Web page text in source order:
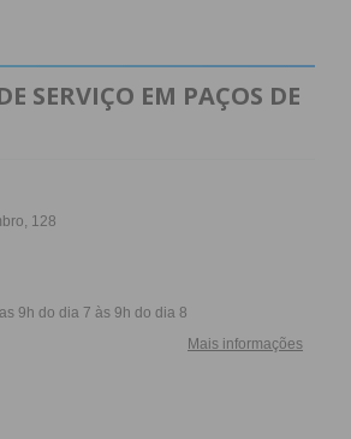
SERVIÇO EM PAÇOS DE